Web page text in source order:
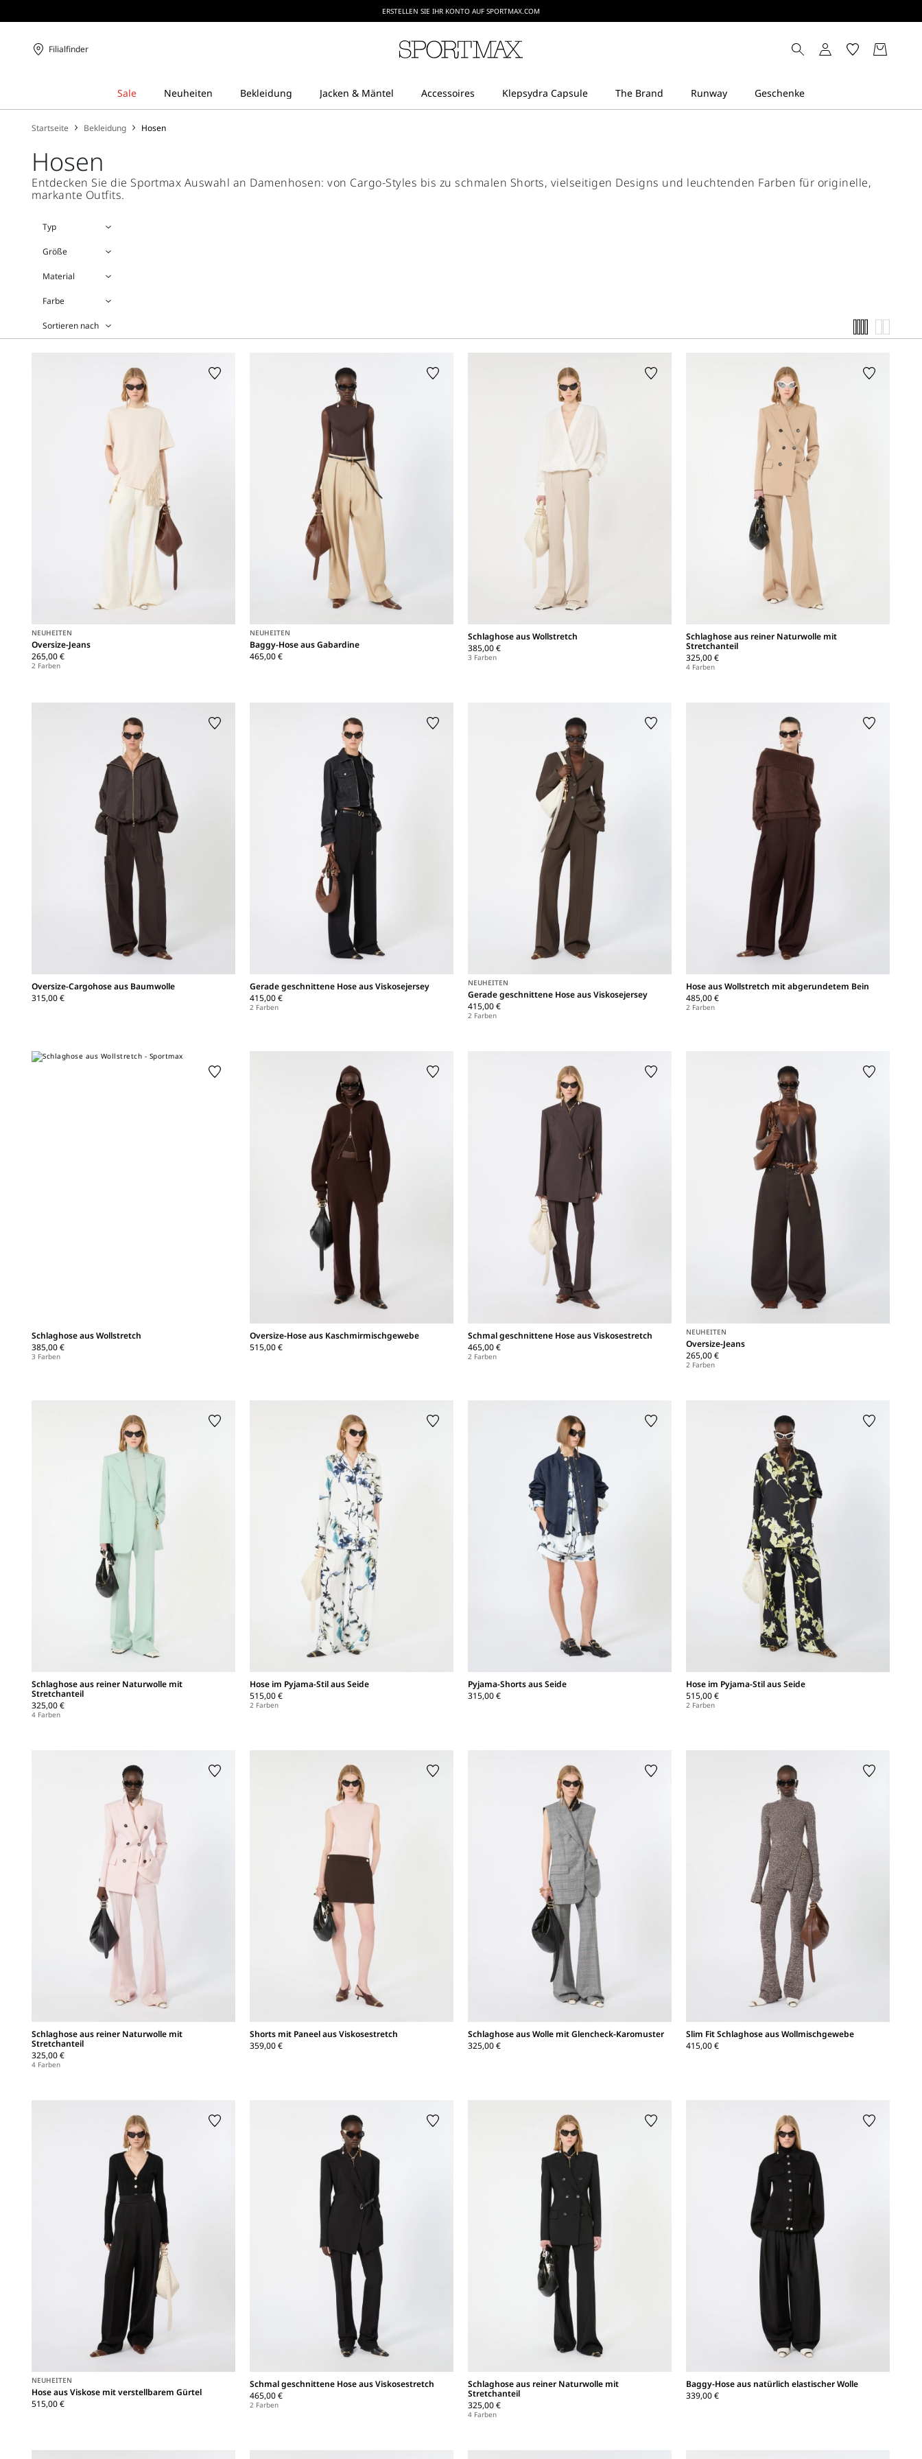
ERSTELLEN SIE IHR KONTO AUF SPORTMAX.COM
Filialfinder
Startseite Bekleidung Hosen
Hosen
Entdecken Sie die Sportmax Auswahl an Damenhosen: von Cargo-Styles bis zu schmalen Shorts, vielseitigen Designs und leuchtenden Farben für originelle,
markante Outfits.
Typ
Größe
Material
Farbe
Sortieren nach
NEUHEITEN
Oversize-Jeans
265,00 €
2 Farben
NEUHEITEN
Baggy-Hose aus Gabardine
465,00 €
Schlaghose aus Wollstretch
385,00 €
3 Farben
Schlaghose aus reiner Naturwolle mit
Stretchanteil
325,00 €
4 Farben
Oversize-Cargohose aus Baumwolle
315,00 €
Gerade geschnittene Hose aus Viskosejersey
415,00 €
2 Farben
NEUHEITEN
Gerade geschnittene Hose aus Viskosejersey
415,00 €
2 Farben
Hose aus Wollstretch mit abgerundetem Bein
485,00 €
2 Farben
Schlaghose aus Wollstretch
385,00 €
3 Farben
Oversize-Hose aus Kaschmirmischgewebe
515,00 €
Schmal geschnittene Hose aus Viskosestretch
465,00 €
2 Farben
NEUHEITEN
Oversize-Jeans
265,00 €
2 Farben
Schlaghose aus reiner Naturwolle mit
Stretchanteil
325,00 €
4 Farben
Hose im Pyjama-Stil aus Seide
515,00 €
2 Farben
Pyjama-Shorts aus Seide
315,00 €
Hose im Pyjama-Stil aus Seide
515,00 €
2 Farben
Schlaghose aus reiner Naturwolle mit
Stretchanteil
325,00 €
4 Farben
Shorts mit Paneel aus Viskosestretch
359,00 €
Schlaghose aus Wolle mit Glencheck-Karomuster
325,00 €
Slim Fit Schlaghose aus Wollmischgewebe
415,00 €
NEUHEITEN
Hose aus Viskose mit verstellbarem Gürtel
515,00 €
Schmal geschnittene Hose aus Viskosestretch
465,00 €
2 Farben
Schlaghose aus reiner Naturwolle mit
Stretchanteil
325,00 €
4 Farben
Baggy-Hose aus natürlich elastischer Wolle
339,00 €